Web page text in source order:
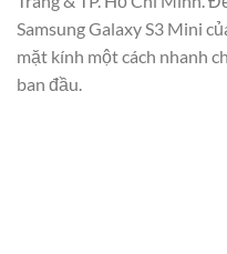
Samsung Galaxy S3 Mini
mặt kính một cách nhanh
ban đầu.